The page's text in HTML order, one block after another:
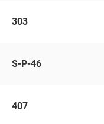
303
S-P-46
407